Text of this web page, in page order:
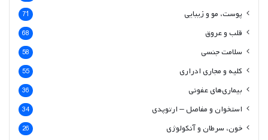
پوست، مو و زیبایی 71
قلب و عروق 68
سلامت جنسی 58
کلیه و مجاری ادراری 55
بیماری‌های عفونی 36
استخوان و مفاصل – ارتوپدی 34
خون، سرطان و آنکولوژی 26